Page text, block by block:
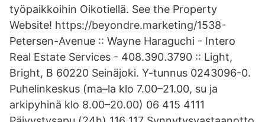
työpaikkoihin Oikotiellä. See the Property
Website! https://beyondre.marketing/1538-
Petersen-Avenue :: Wayne Haraguchi - Intero
Real Estate Services - 408.390.3790 :: Light,
Bright, B 60220 Seinäjoki. Y-tunnus 0243096-0.
Puhelinkeskus (ma–la klo 7.00–21.00, su ja
arkipyhinä klo 8.00–20.00) 06 415 4111